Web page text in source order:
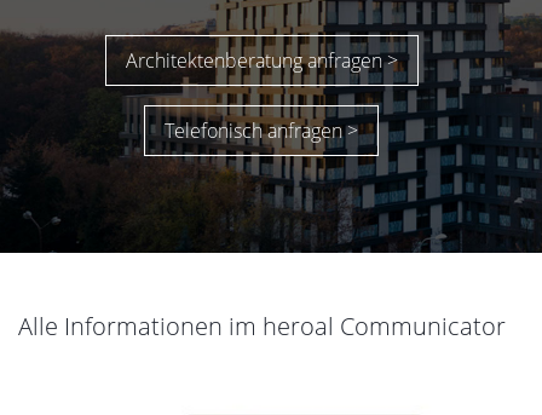
Architektenberatung anfragen >
Telefonisch anfragen >
Alle Informationen im heroal Communicator